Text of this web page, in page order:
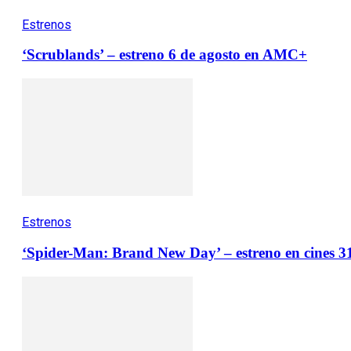
Estrenos
‘Scrublands’ – estreno 6 de agosto en AMC+
Estrenos
‘Spider-Man: Brand New Day’ – estreno en cines